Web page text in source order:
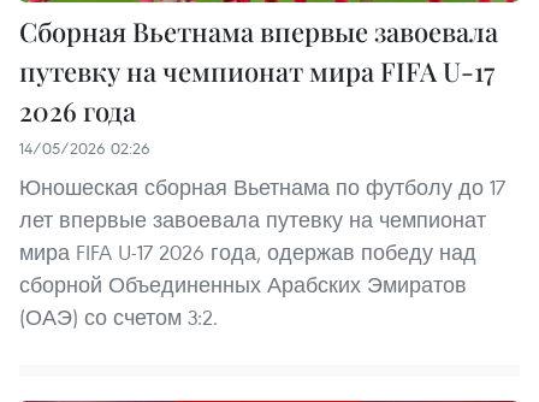
Сборная Вьетнама впервые завоевала
путевку на чемпионат мира FIFA U-17
2026 года
14/05/2026 02:26
Юношеская сборная Вьетнама по футболу до 17
лет впервые завоевала путевку на чемпионат
мира FIFA U-17 2026 года, одержав победу над
сборной Объединенных Арабских Эмиратов
(ОАЭ) со счетом 3:2.